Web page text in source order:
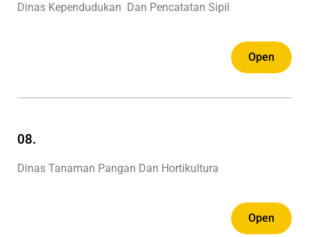
Dinas Kependudukan Dan Pencatatan Sipil
Open
08.
Dinas Tanaman Pangan Dan Hortikultura
Open